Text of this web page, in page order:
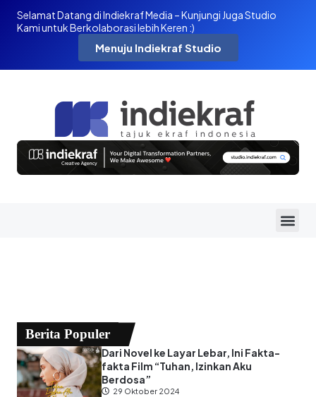
Selamat Datang di Indiekraf Media – Kunjungi Juga Studio
Kami untuk Berkolaborasi lebih Keren :)
Menuju Indiekraf Studio
Berita Populer
Dari Novel ke Layar Lebar, Ini Fakta-
fakta Film “Tuhan, Izinkan Aku
Berdosa”
29 Oktober 2024